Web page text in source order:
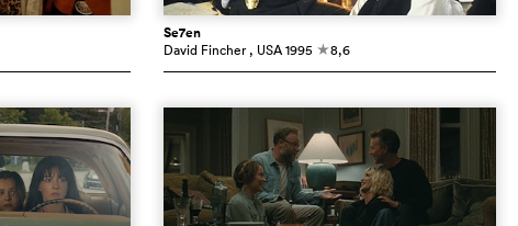
Se7en
David Fincher , USA 1995 c8,6